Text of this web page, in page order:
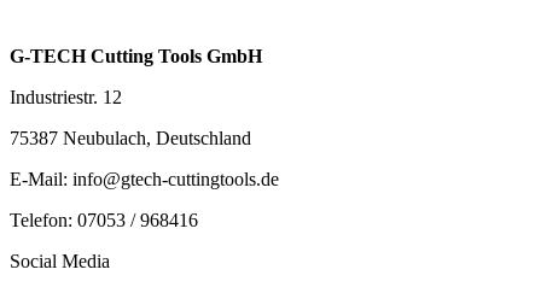
G-TECH Cutting Tools GmbH
Industriestr. 12
75387 Neubulach, Deutschland
E-Mail: info@gtech-cuttingtools.de
Telefon: 07053 / 968416
Social Media